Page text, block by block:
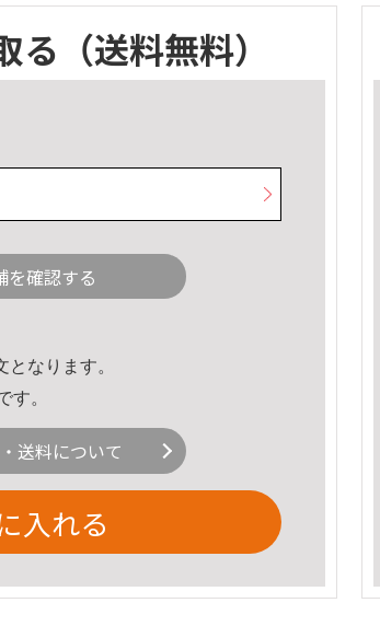
る （送料無料）
を確認する
なります。
す。
送料について
入れる